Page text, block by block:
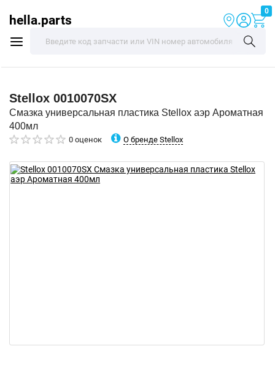
hella.parts
0
Stellox 0010070SX
Смазка универсальная пластика Stellox аэр Ароматная
400мл
0 оценок О бренде Stellox